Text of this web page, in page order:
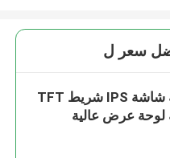
سعر ل
2.86 بوصة شاشة IPS شريط TFT
لوحة عرض عالية